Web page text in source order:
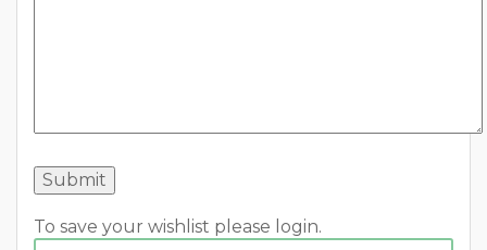
To save your wishlist please login.